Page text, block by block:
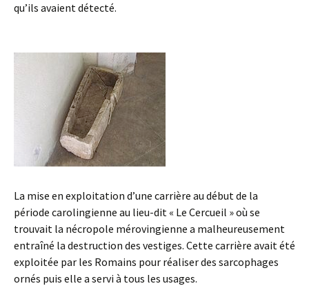
qu’ils avaient détecté.
La mise en exploitation d’une carrière au début de la
période carolingienne au lieu-dit « Le Cercueil » où se
trouvait la nécropole mérovingienne a malheureusement
entraîné la destruction des vestiges. Cette carrière avait été
exploitée par les Romains pour réaliser des sarcophages
ornés puis elle a servi à tous les usages.